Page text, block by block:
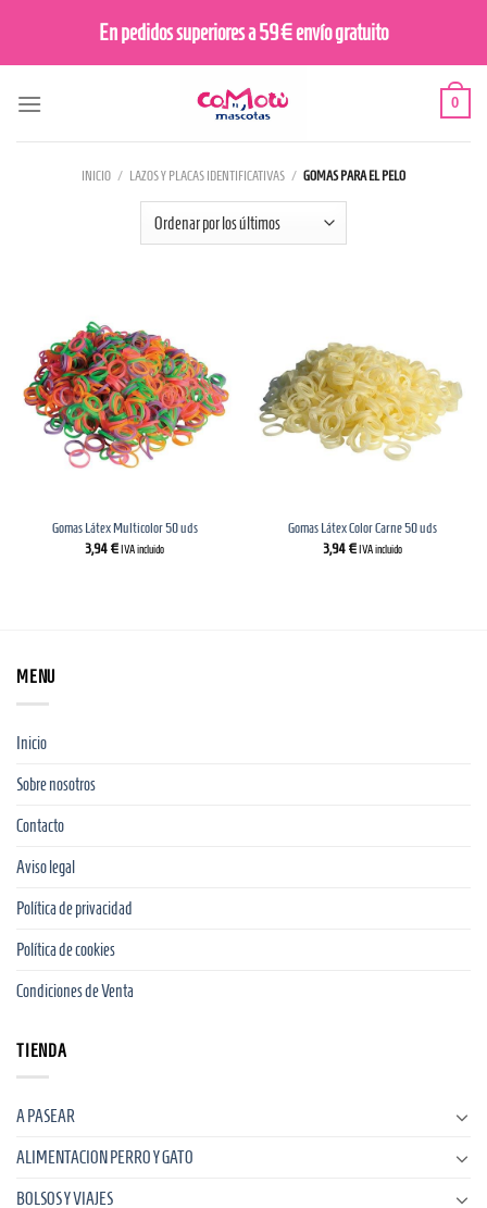
contenido
En pedidos superiores a 59€ envío gratuito
0
INICIO / LAZOS Y PLACAS IDENTIFICATIVAS / GOMAS PARA EL PELO
Gomas Látex Multicolor 50 uds
3,94 €IVA incluido
Gomas Látex Color Carne 50 uds
3,94 €IVA incluido
MENU
Inicio
Sobre nosotros
Contacto
Aviso legal
Política de privacidad
Política de cookies
Condiciones de Venta
TIENDA
A PASEAR
ALIMENTACION PERRO Y GATO
BOLSOS Y VIAJES